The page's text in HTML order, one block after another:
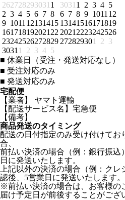
262728293031 1
2 3 4 5 6 7 8
9 1011 12131415
161718192021 22
23242526272829
3031 1 2 3 4 5
3031 1 2 3 4 5
6 7 8 9 1011 12
13141516171819
2021 2223242526
272829301 2 3
■ 休業日（受注・発送対応なし）
■ 受注対応のみ
■ 発送対応のみ
宅配便
【業者】 ヤマト運輸
【配送サービス名】宅急便
【備考】
商品発送のタイミング
配送の日付指定のみ受け付けてお
合、
前払い決済の場合（例：銀行振
日に発送いたします。
上記以外の決済の場合（例：ク
認後、5営業日に発送いたします。
※前払い決済の場合は、お客様の
届け予定日が前後することがござ